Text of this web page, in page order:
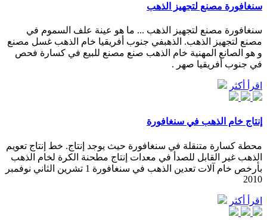
سنغافورة مصنع لتجهيز الذهب
سنغافورة مصنع لتجهيز الذهب ... ما هو عينة علف السموم في
مصنع لتجهيز الذهب. الذهبفي جنوب أفريقيا خام الذهب غسل مصنع
و هو الصانع المهنية خام الذهب صنع مصنع للبيع في كسارة فحص
في جنوب أفريقيا صهر .
اقرأ أكثر
إنتاج خام الذهب في سنغافورة
محطة كسارة متنقلة في سنغافورة حيث يوجد إنتاج. خط إنتاج تعويم
الذهب غير القابل للصدأ في معدات إنتاج مطحنة الكرة لخام الذهب
بأرخص خام آلات تعدين الذهب في سنغافورة 1 تشرين الثاني نوفمبر
2010
اقرأ أكثر